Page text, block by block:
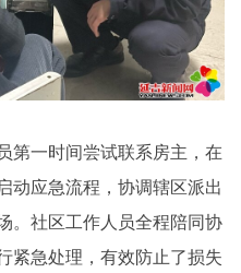
一时间尝试联系房主，在
动应急流程，协调辖区派出
。社区工作人员全程陪同协
紧急处理，有效防止了损失